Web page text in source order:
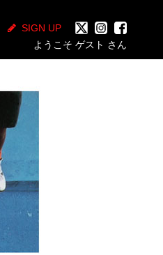
SIGN UP
ようこそ ゲスト さん